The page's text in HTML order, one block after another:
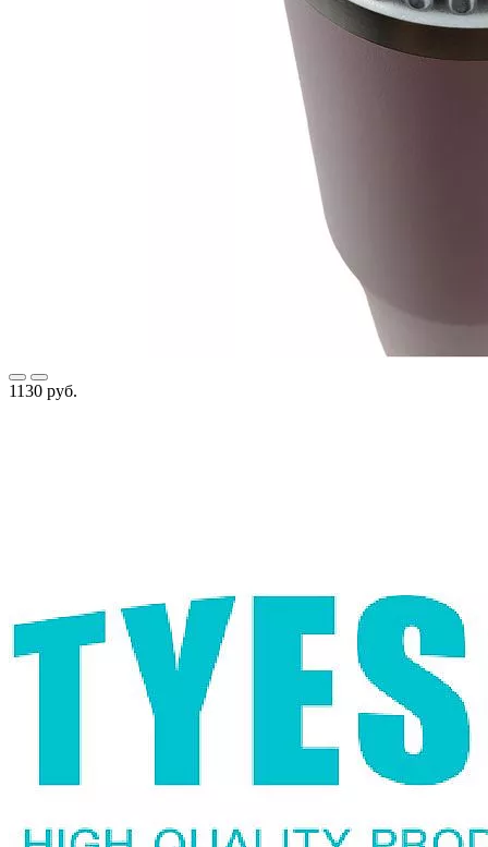
1130 руб.